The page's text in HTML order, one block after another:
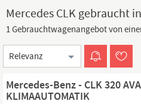
Mercedes CLK gebraucht
1 Gebrauchtwagenangebot von
Sortierung
Mercedes-Benz - CLK 320
KLIMAAUTOMATIK